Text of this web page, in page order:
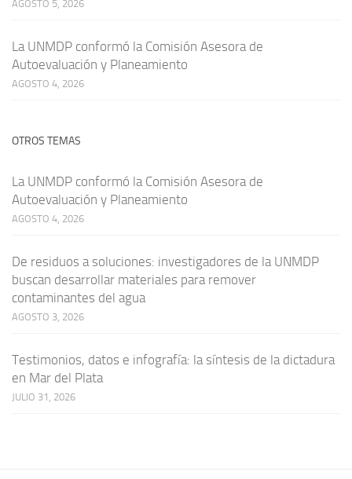
AGOSTO 5, 2026
La UNMDP conformó la Comisión Asesora de
Autoevaluación y Planeamiento
AGOSTO 4, 2026
OTROS TEMAS
La UNMDP conformó la Comisión Asesora de
Autoevaluación y Planeamiento
AGOSTO 4, 2026
De residuos a soluciones: investigadores de la UNMDP
buscan desarrollar materiales para remover
contaminantes del agua
AGOSTO 3, 2026
Testimonios, datos e infografía: la síntesis de la dictadura
en Mar del Plata
JULIO 31, 2026